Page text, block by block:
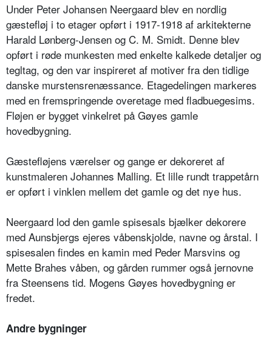
Under Peter Johansen Neergaard blev en nordlig
gæstefløj i to etager opført i 1917-1918 af arkitekterne
Harald Lønberg-Jensen og C. M. Smidt. Denne blev
opført i røde munkesten med enkelte kalkede detaljer og
tegltag, og den var inspireret af motiver fra den tidlige
danske murstensrenæssance. Etagedelingen markeres
med en fremspringende overetage med fladbuegesims.
Fløjen er bygget vinkelret på Gøyes gamle
hovedbygning.
Gæstefløjens værelser og gange er dekoreret af
kunstmaleren Johannes Malling. Et lille rundt trappetårn
er opført i vinklen mellem det gamle og det nye hus.
Neergaard lod den gamle spisesals bjælker dekorere
med Aunsbjergs ejeres våbenskjolde, navne og årstal. I
spisesalen findes en kamin med Peder Marsvins og
Mette Brahes våben, og gården rummer også jernovne
fra Steensens tid. Mogens Gøyes hovedbygning er
fredet.
Andre bygninger